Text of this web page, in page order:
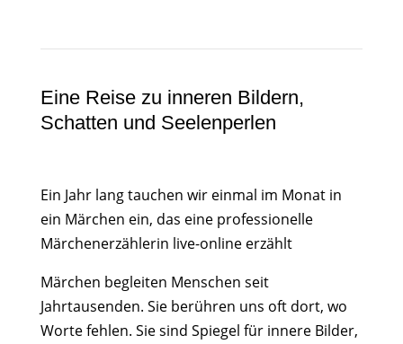
Eine Reise zu inneren Bildern,
Schatten und Seelenperlen
Ein Jahr lang tauchen wir einmal im Monat in
ein Märchen ein, das eine professionelle
Märchenerzählerin live-online erzählt
Märchen begleiten Menschen seit
Jahrtausenden. Sie berühren uns oft dort, wo
Worte fehlen. Sie sind Spiegel für innere Bilder,